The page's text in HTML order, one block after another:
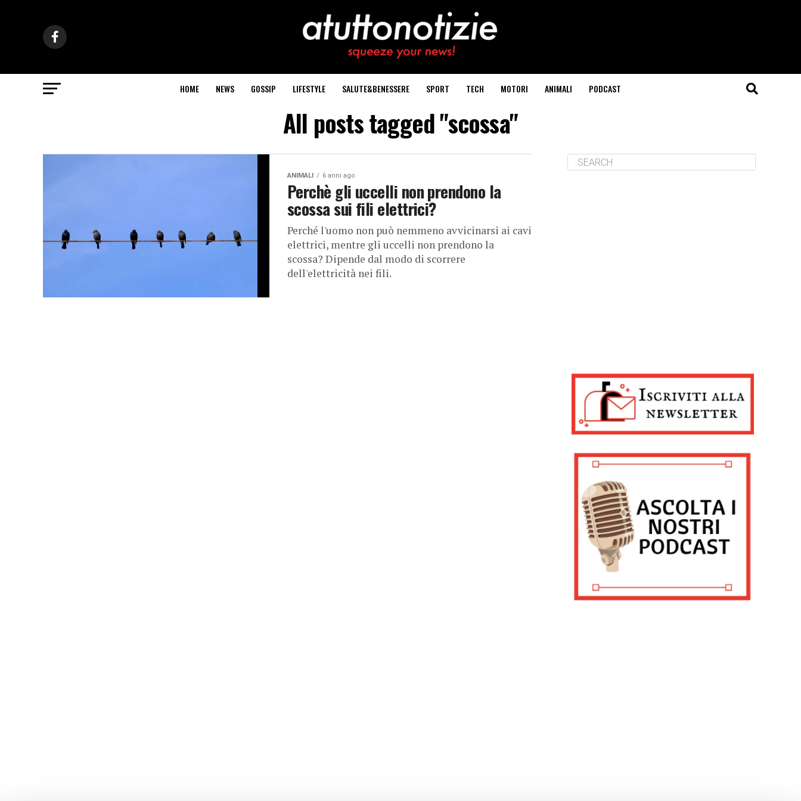
HOME NEWS GOSSIP LIFESTYLE SALUTE&BENESSERE SPORT TECH MOTORI ANIMALI PODCAST
All posts tagged "scossa"
ANIMALI 6 anni ago
Perchè gli uccelli non prendono la
scossa sui fili elettrici?
Perché l'uomo non può nemmeno avvicinarsi ai cavi
elettrici, mentre gli uccelli non prendono la
scossa? Dipende dal modo di scorrere
dell'elettricità nei fili.